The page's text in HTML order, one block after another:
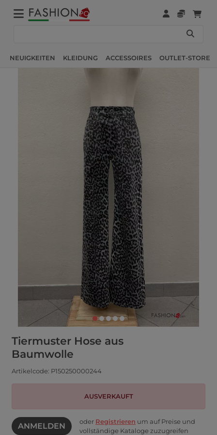
NEUIGKEITEN KLEIDUNG ACCESSOIRES OUTLET-STORE
Tiermuster Hose aus
Baumwolle
Artikelcode: P150250000244
AUSVERKAUFT
ANMELDEN oder Registrieren um auf Preise und
vollständige Kataloge zuzugreifen